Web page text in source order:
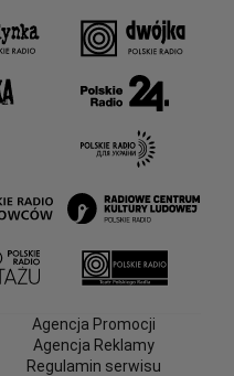
Agencja Promocji
Agencja Reklamy
Regulamin serwisu